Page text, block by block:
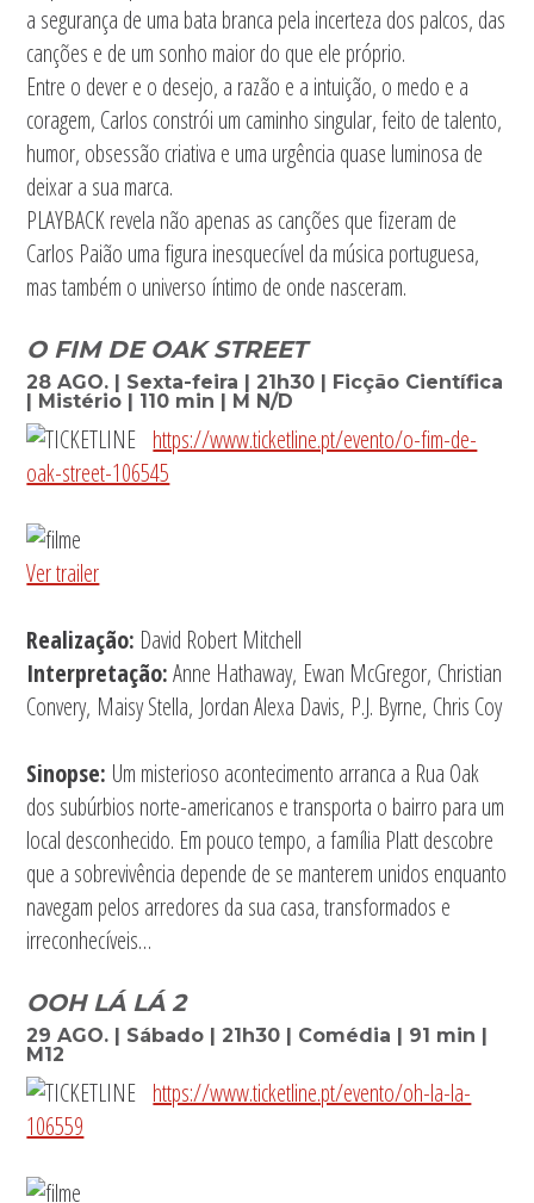
a segurança de uma bata branca pela incerteza dos palcos, das
canções e de um sonho maior do que ele próprio.
Entre o dever e o desejo, a razão e a intuição, o medo e a
coragem, Carlos constrói um caminho singular, feito de talento,
humor, obsessão criativa e uma urgência quase luminosa de
deixar a sua marca.
PLAYBACK revela não apenas as canções que fizeram de
Carlos Paião uma figura inesquecível da música portuguesa,
mas também o universo íntimo de onde nasceram.
O FIM DE OAK STREET
28 AGO. | Sexta-feira | 21h30 | Ficção Científica
| Mistério | 110 min | M N/D
https://www.ticketline.pt/evento/o-fim-de-
oak-street-106545
Ver trailer
Realização: David Robert Mitchell
Interpretação:Anne Hathaway, Ewan McGregor, Christian
Convery, Maisy Stella, Jordan Alexa Davis, P.J. Byrne, Chris Coy
Sinopse: Um misterioso acontecimento arranca a Rua Oak
dos subúrbios norte-americanos e transporta o bairro para um
local desconhecido. Em pouco tempo, a família Platt descobre
que a sobrevivência depende de se manterem unidos enquanto
navegam pelos arredores da sua casa, transformados e
irreconhecíveis…
OOH LÁ LÁ 2
29 AGO. | Sábado | 21h30 | Comédia | 91 min |
M12
https://www.ticketline.pt/evento/oh-la-la-
106559